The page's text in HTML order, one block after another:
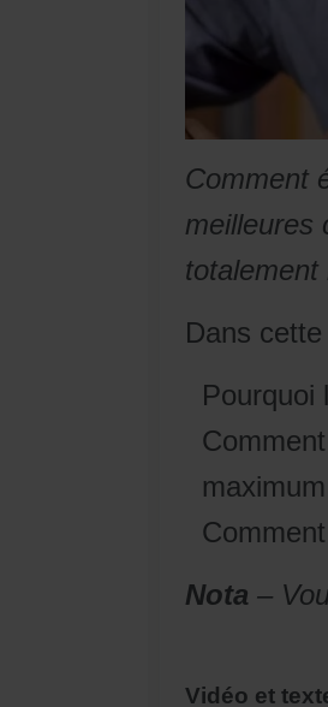
Comment
meilleures
totalement
Dans
Pourquoi
Nota –
Vidéo et